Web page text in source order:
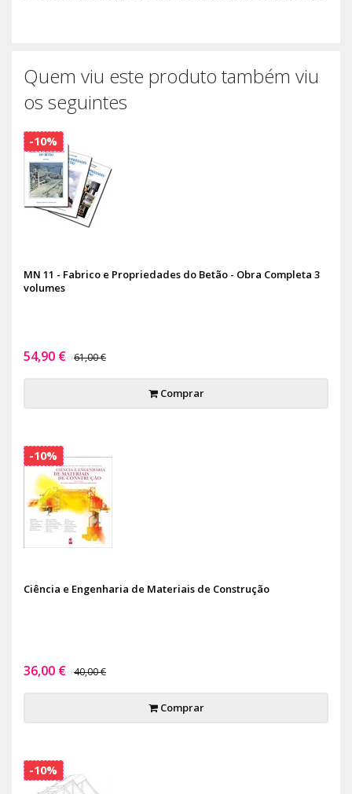
Quem viu este produto também viu
os seguintes
MN 11 - Fabrico e Propriedades do Betão - Obra Completa 3
volumes
54,90 € 61,00 €
Comprar
-10%
Ciência e Engenharia de Materiais de Construção
36,00 € 40,00 €
Comprar
-10%
-10%